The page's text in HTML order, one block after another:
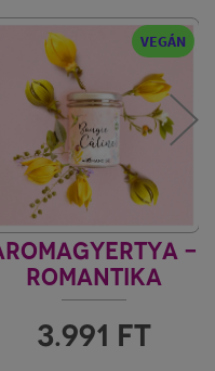
VEGÁN
-
ROMANTIKA
3.991 FT